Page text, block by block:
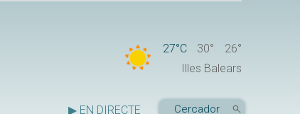
27°C 30°
26°
Illes Balears
▶ EN DIRECTE